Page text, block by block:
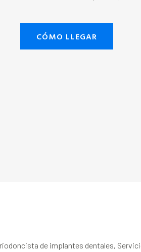
CÓMO LLEGAR
de implantes dentales,